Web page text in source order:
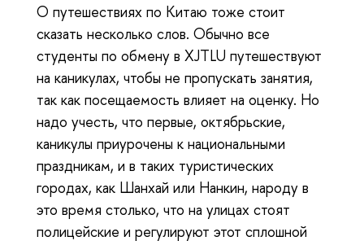
О путешествиях по Китаю тоже стоит
сказать несколько слов. Обычно все
студенты по обмену в XJTLU путешествуют
на каникулах, чтобы не пропускать занятия,
так как посещаемость влияет на оценку. Но
надо учесть, что первые, октябрьские,
каникулы приурочены к национальными
праздникам, и в таких туристических
городах, как Шанхай или Нанкин, народу в
это время столько, что на улицах стоят
полицейские и регулируют этот сплошной